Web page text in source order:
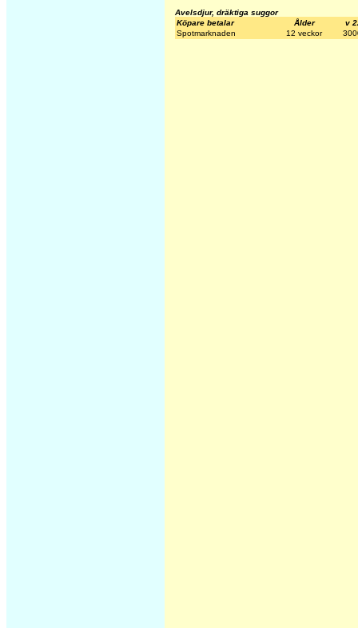
Avelsdjur, dräktiga suggor
Köpare betalar
Ålder
v
Spotmarknaden
12 veckor